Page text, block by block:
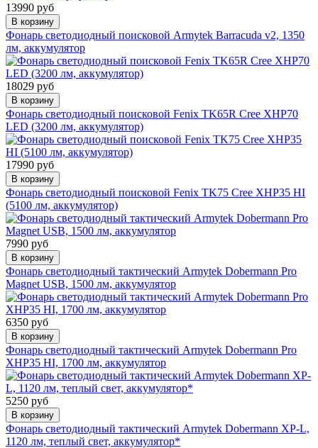
13990 руб
В корзину
Фонарь светодиодный поисковой Armytek Barracuda v2, 1350
лм, аккумулятор
18029 руб
В корзину
Фонарь светодиодный поисковой Fenix TK65R Cree XHP70
LED (3200 лм, аккумулятор)
17990 руб
В корзину
Фонарь светодиодный поисковой Fenix TK75 Cree XHP35 HI
(5100 лм, аккумулятор)
7990 руб
В корзину
Фонарь светодиодный тактический Armytek Dobermann Pro
Magnet USB, 1500 лм, аккумулятор
6350 руб
В корзину
Фонарь светодиодный тактический Armytek Dobermann Pro
XHP35 HI, 1700 лм, аккумулятор
5250 руб
В корзину
Фонарь светодиодный тактический Armytek Dobermann XP-L,
1120 лм, теплый свет, аккумулятор*